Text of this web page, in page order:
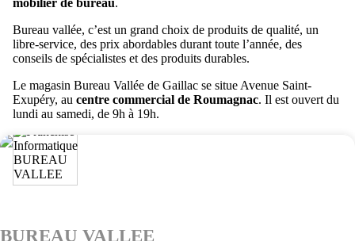
mobilier de bureau.
Bureau vallée, c’est un grand choix de produits de qualité, un
libre-service, des prix abordables durant toute l’année, des
conseils de spécialistes et des produits durables.
Le magasin Bureau Vallée de Gaillac se situe Avenue Saint-
Exupéry, au centre commercial de Roumagnac. Il est ouvert du
lundi au samedi, de 9h à 19h.
BUREAU VALLEE